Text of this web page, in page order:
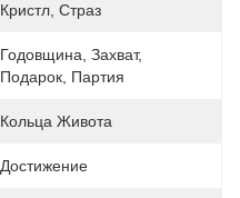
Кристл, Страз
Годовщина, Захват,
Подарок, Партия
Кольца Живота
Достижение